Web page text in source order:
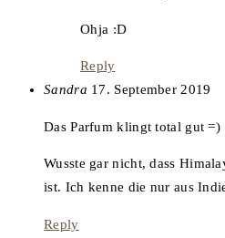
Ohja :D
Reply
Sandrasays:
17. September 2019
Das Parfum klingt total gut =)
Wusste gar nicht, dass
ist. Ich kenne die nur aus
Reply